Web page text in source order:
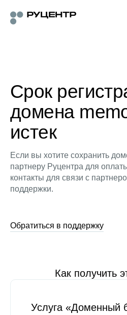
Срок
домена
истек
Если вы хотите сохранить
партнеру Руцентра для
контакты для связи с
поддержки.
Обратиться в поддержку
Как получить
Услуга «Доменный